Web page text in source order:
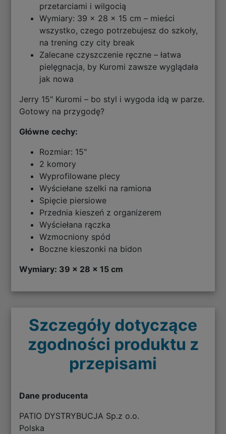
przetarciami i wilgocią
Wymiary: 39 x 28 x 15 cm – mieści
wszystko, czego potrzebujesz do szkoły,
na trening czy city break
Zalecane czyszczenie ręczne – łatwa
pielęgnacja, by Kuromi zawsze wyglądała
jak nowa
Jerry 15" Kuromi – bo styl i wygoda idą w parze.
Gotowy na przygodę?
Główne cechy:
Rozmiar: 15"
2 komory
Wyprofilowane plecy
Wyściełane szelki na ramiona
Spięcie piersiowe
Przednia kieszeń z organizerem
Wyściełana rączka
Wzmocniony spód
Boczne kieszonki na bidon
Wymiary: 39 x 28 x 15 cm
Szczegóły dotyczące
zgodności produktu z
przepisami
Dane producenta
PATIO DYSTRYBUCJA Sp.z o.o.
Polska